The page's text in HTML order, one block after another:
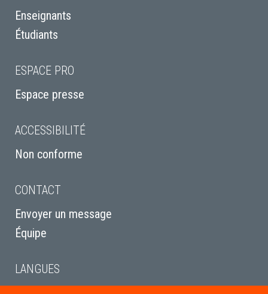
Enseignants
Étudiants
ESPACE PRO
Espace presse
ACCESSIBILITÉ
Non conforme
CONTACT
Envoyer un message
Équipe
LANGUES